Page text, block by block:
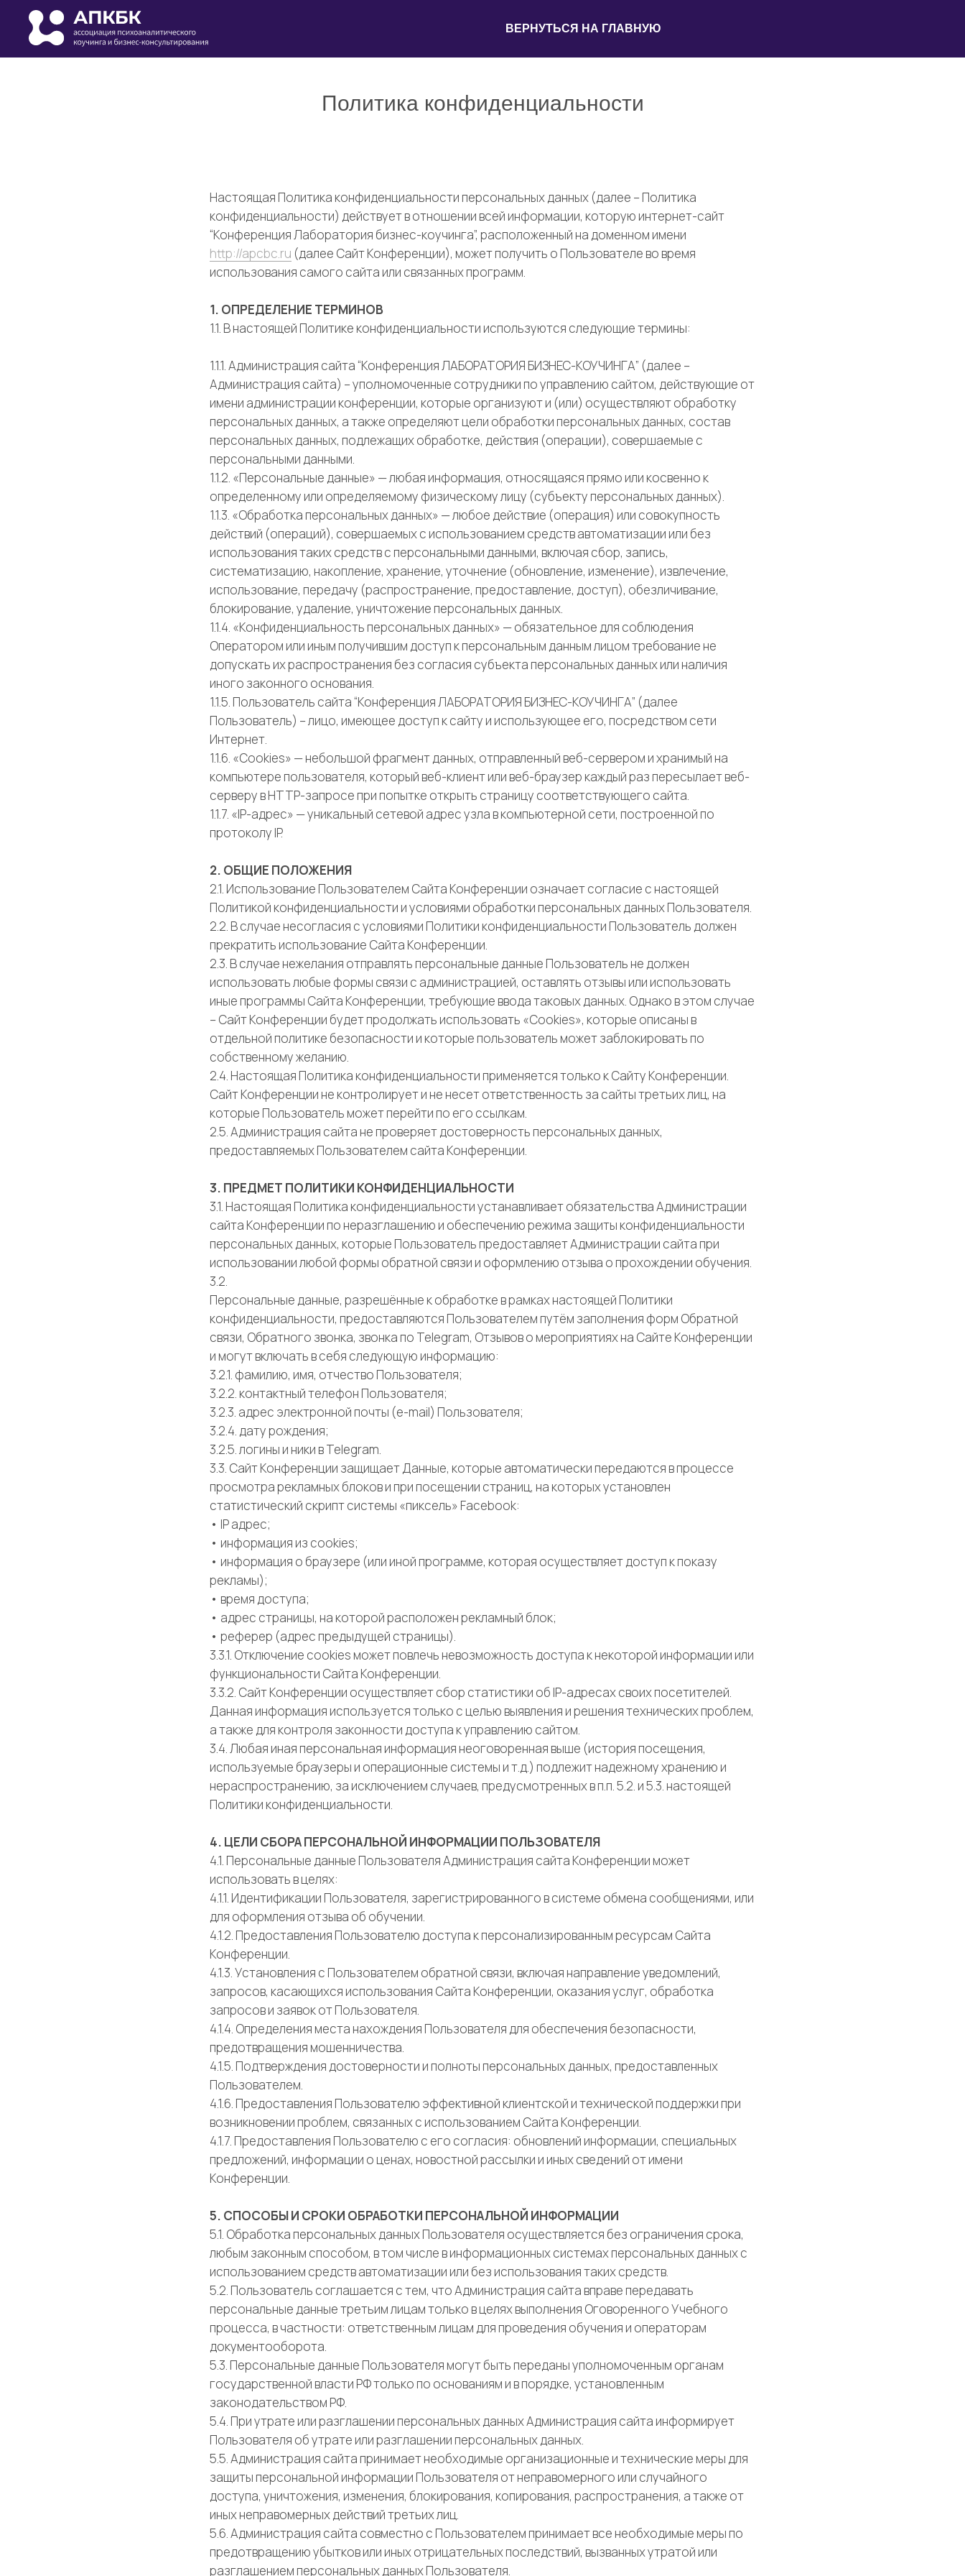
ВЕРНУТЬСЯ НА ГЛАВНУЮ
Политика конфиденциальности
Настоящая Политика конфиденциальности персональных данных (далее – Политика
конфиденциальности) действует в отношении всей информации, которую интернет-сайт
“Конференция Лаборатория бизнес-коучинга”, расположенный на доменном имени
http://apcbc.ru (далее Сайт Конференции), может получить о Пользователе во время
использования самого сайта или связанных программ.
1. ОПРЕДЕЛЕНИЕ ТЕРМИНОВ
1.1. В настоящей Политике конфиденциальности используются следующие термины:
1.1.1. Администрация сайта “Конференция ЛАБОРАТОРИЯ БИЗНЕС-КОУЧИНГА” (далее –
Администрация сайта) – уполномоченные сотрудники по управлению сайтом, действующие от
имени администрации конференции, которые организуют и (или) осуществляют обработку
персональных данных, а также определяют цели обработки персональных данных, состав
персональных данных, подлежащих обработке, действия (операции), совершаемые с
персональными данными.
1.1.2. «Персональные данные» — любая информация, относящаяся прямо или косвенно к
определенному или определяемому физическому лицу (субъекту персональных данных).
1.1.3. «Обработка персональных данных» — любое действие (операция) или совокупность
действий (операций), совершаемых с использованием средств автоматизации или без
использования таких средств с персональными данными, включая сбор, запись,
систематизацию, накопление, хранение, уточнение (обновление, изменение), извлечение,
использование, передачу (распространение, предоставление, доступ), обезличивание,
блокирование, удаление, уничтожение персональных данных.
1.1.4. «Конфиденциальность персональных данных» — обязательное для соблюдения
Оператором или иным получившим доступ к персональным данным лицом требование не
допускать их распространения без согласия субъекта персональных данных или наличия
иного законного основания.
1.1.5. Пользователь сайта “Конференция ЛАБОРАТОРИЯ БИЗНЕС-КОУЧИНГА” (далее
Пользователь) – лицо, имеющее доступ к сайту и использующее его, посредством сети
Интернет.
1.1.6. «Cookies» — небольшой фрагмент данных, отправленный веб-сервером и хранимый на
компьютере пользователя, который веб-клиент или веб-браузер каждый раз пересылает веб-
серверу в HTTP-запросе при попытке открыть страницу соответствующего сайта.
1.1.7. «IP-адрес» — уникальный сетевой адрес узла в компьютерной сети, построенной по
протоколу IP.
2. ОБЩИЕ ПОЛОЖЕНИЯ
2.1. Использование Пользователем Сайта Конференции означает согласие с настоящей
Политикой конфиденциальности и условиями обработки персональных данных Пользователя.
2.2. В случае несогласия с условиями Политики конфиденциальности Пользователь должен
прекратить использование Сайта Конференции.
2.3. В случае нежелания отправлять персональные данные Пользователь не должен
использовать любые формы связи с администрацией, оставлять отзывы или использовать
иные программы Сайта Конференции, требующие ввода таковых данных. Однако в этом случае
– Сайт Конференции будет продолжать использовать «Cookies», которые описаны в
отдельной политике безопасности и которые пользователь может заблокировать по
собственному желанию.
2.4. Настоящая Политика конфиденциальности применяется только к Сайту Конференции.
Сайт Конференции не контролирует и не несет ответственность за сайты третьих лиц, на
которые Пользователь может перейти по его ссылкам.
2.5. Администрация сайта не проверяет достоверность персональных данных,
предоставляемых Пользователем сайта Конференции.
3. ПРЕДМЕТ ПОЛИТИКИ КОНФИДЕНЦИАЛЬНОСТИ
3.1. Настоящая Политика конфиденциальности устанавливает обязательства Администрации
сайта Конференции по неразглашению и обеспечению режима защиты конфиденциальности
персональных данных, которые Пользователь предоставляет Администрации сайта при
использовании любой формы обратной связи и оформлению отзыва о прохождении обучения.
3.2.
Персональные данные, разрешённые к обработке в рамках настоящей Политики
конфиденциальности, предоставляются Пользователем путём заполнения форм Обратной
связи, Обратного звонка, звонка по Telegram, Отзывов о мероприятиях на Сайте Конференции
и могут включать в себя следующую информацию:
3.2.1. фамилию, имя, отчество Пользователя;
3.2.2. контактный телефон Пользователя;
3.2.3. адрес электронной почты (e-mail) Пользователя;
3.2.4. дату рождения;
3.2.5. логины и ники в Telegram.
3.3. Сайт Конференции защищает Данные, которые автоматически передаются в процессе
просмотра рекламных блоков и при посещении страниц, на которых установлен
статистический скрипт системы «пиксель» Facebook:
• IP адрес;
• информация из cookies;
• информация о браузере (или иной программе, которая осуществляет доступ к показу
рекламы);
• время доступа;
• адрес страницы, на которой расположен рекламный блок;
• реферер (адрес предыдущей страницы).
3.3.1. Отключение cookies может повлечь невозможность доступа к некоторой информации или
функциональности Сайта Конференции.
3.3.2. Сайт Конференции осуществляет сбор статистики об IP-адресах своих посетителей.
Данная информация используется только с целью выявления и решения технических проблем,
а также для контроля законности доступа к управлению сайтом.
3.4. Любая иная персональная информация неоговоренная выше (история посещения,
используемые браузеры и операционные системы и т.д.) подлежит надежному хранению и
нераспространению, за исключением случаев, предусмотренных в п.п. 5.2. и 5.3. настоящей
Политики конфиденциальности.
4. ЦЕЛИ СБОРА ПЕРСОНАЛЬНОЙ ИНФОРМАЦИИ ПОЛЬЗОВАТЕЛЯ
4.1. Персональные данные Пользователя Администрация сайта Конференции может
использовать в целях:
4.1.1. Идентификации Пользователя, зарегистрированного в системе обмена сообщениями, или
для оформления отзыва об обучении.
4.1.2. Предоставления Пользователю доступа к персонализированным ресурсам Сайта
Конференции.
4.1.3. Установления с Пользователем обратной связи, включая направление уведомлений,
запросов, касающихся использования Сайта Конференции, оказания услуг, обработка
запросов и заявок от Пользователя.
4.1.4. Определения места нахождения Пользователя для обеспечения безопасности,
предотвращения мошенничества.
4.1.5. Подтверждения достоверности и полноты персональных данных, предоставленных
Пользователем.
4.1.6. Предоставления Пользователю эффективной клиентской и технической поддержки при
возникновении проблем, связанных с использованием Сайта Конференции.
4.1.7. Предоставления Пользователю с его согласия: обновлений информации, специальных
предложений, информации о ценах, новостной рассылки и иных сведений от имени
Конференции.
5. СПОСОБЫ И СРОКИ ОБРАБОТКИ ПЕРСОНАЛЬНОЙ ИНФОРМАЦИИ
5.1. Обработка персональных данных Пользователя осуществляется без ограничения срока,
любым законным способом, в том числе в информационных системах персональных данных с
использованием средств автоматизации или без использования таких средств.
5.2. Пользователь соглашается с тем, что Администрация сайта вправе передавать
персональные данные третьим лицам только в целях выполнения Оговоренного Учебного
процесса, в частности: ответственным лицам для проведения обучения и операторам
документооборота.
5.3. Персональные данные Пользователя могут быть переданы уполномоченным органам
государственной власти РФ только по основаниям и в порядке, установленным
законодательством РФ.
5.4. При утрате или разглашении персональных данных Администрация сайта информирует
Пользователя об утрате или разглашении персональных данных.
5.5. Администрация сайта принимает необходимые организационные и технические меры для
защиты персональной информации Пользователя от неправомерного или случайного
доступа, уничтожения, изменения, блокирования, копирования, распространения, а также от
иных неправомерных действий третьих лиц.
5.6. Администрация сайта совместно с Пользователем принимает все необходимые меры по
предотвращению убытков или иных отрицательных последствий, вызванных утратой или
разглашением персональных данных Пользователя.